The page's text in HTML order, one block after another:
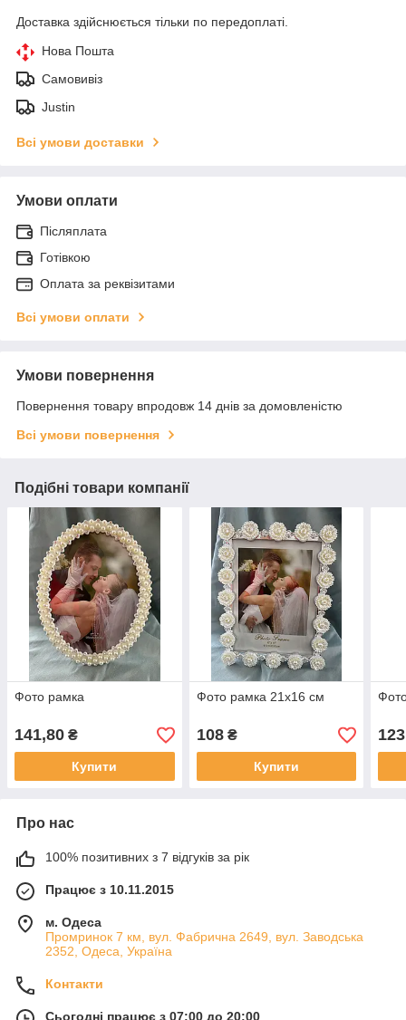
Доставка здійснюється тільки по передоплаті.
Нова Пошта
Самовивіз
Justin
Всі умови доставки
Умови оплати
Післяплата
Готівкою
Оплата за реквізитами
Всі умови оплати
Умови повернення
Повернення товару впродовж 14 днів за домовленістю
Всі умови повернення
Подібні товари компанії
Фото рамка
141,80 ₴
Купити
Фото рамка 21х16 см
108₴
Купити
Про нас
100% позитивних з 7 відгуків за рік
Працює з 10.11.2015
м. Одеса
Промринок 7 км, вул. Фабрична 2649, вул. Заводська
2352, Одеса, Україна
Контакти
Сьогодні працює з 07:00 до 20:00